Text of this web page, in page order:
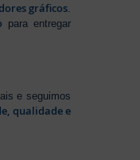
gráficos.
para entregar
e seguimos
qualidade e